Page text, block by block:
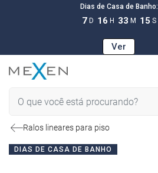
Dias de Casa de Banho:
7 D 16 H 33 M 14 S
Ver
Ralos lineares para piso
DIAS DE CASA DE BANHO